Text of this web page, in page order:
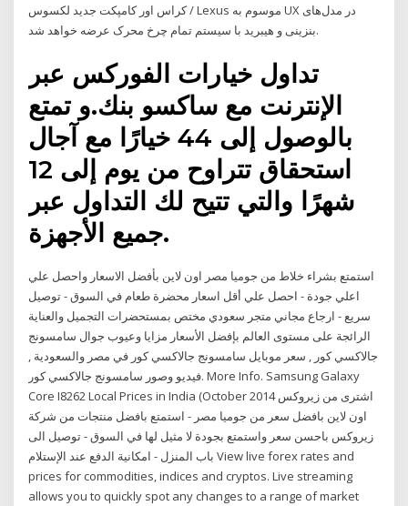
کراس اور کامپکت جدید لکسوس / Lexus موسوم به UX در مدل‌های
بنزینی و هیبرید با سیستم تمام چرخ محرک عرضه خواهد شد.
تداول خيارات الفوركس عبر
الإنترنت مع ساكسو بنك.و تمتع
بالوصول إلى 44 خيارًا مع آجال
استحقاق تتراوح من يوم إلى 12
شهرًا والتي تتيح لك التداول عبر
جميع الأجهزة.
استمتع بشراء خلاط من جوميا مصر اون لاين بأفضل الاسعار واحصل علي
اعلي جودة - احصل علي أقل اسعار محضرة طعام في السوق - توصيل
سريع - ارجاع مجاني متجر سعودي مختص بمستحضرات التجميل والعناية
الرائجة على مستوى العالم بإفضل الأسعار مزايا وعيوب جوال سامسونج
جالاكسي كور , سعر موبايل سامسونج جالاكسي كور في مصر والسعودية ,
فيديو وصور سامسونج جالاكسي كور. More Info. Samsung Galaxy
Core I8262 Local Prices in India (October 2014 اشترى من زيروكس
اون لاين بافضل سعر من جوميا مصر - استمتع بافضل منتجات من شركة
زيروكس باحسن سعر واستمتع بجودة لا مثيل لها في السوق - توصيل الى
باب المنزل - امكانية الدفع عند الإستلام View live forex rates and
prices for commodities, indices and cryptos. Live streaming
allows you to quickly spot any changes to a range of market